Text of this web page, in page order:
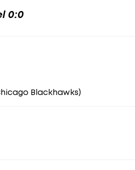
0:0
Blackhawks)